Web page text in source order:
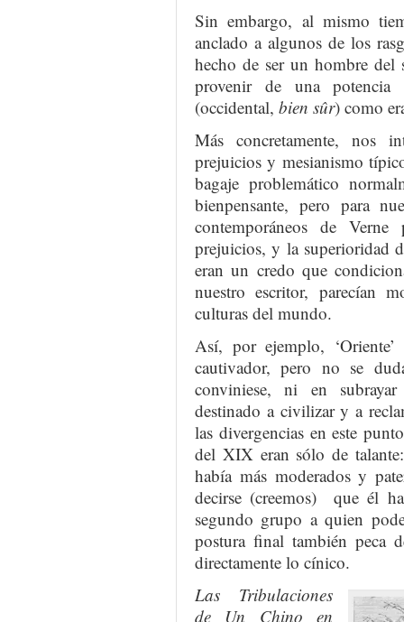
Sin embargo, al mismo
anclado a algunos de los
hecho de ser un hombre
provenir de una
(occidental, bien sûr) como
Más concretamente, nos
prejuicios y mesianismo
bagaje problemático
bienpensante, pero para
contemporáneos de
prejuicios, y la superioridad
eran un credo que
nuestro escritor, parecían
culturas del mundo.
Así, por ejemplo,
cautivador, pero no se
conviniese, ni en
destinado a civilizar y a
las divergencias en este
del XIX eran sólo de
había más moderados y
decirse (creemos) que él
segundo grupo a quien
postura final también peca
directamente lo cínico.
Las Tribulaciones
de Un Chino en